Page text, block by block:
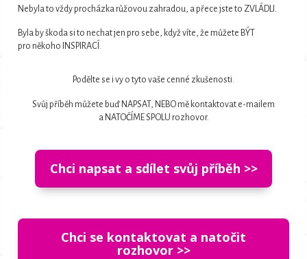
Nebyla to vždy procházka růžovou zahradou, a přece jste to ZVLÁDLI.
Byla by škoda si to nechat jen pro sebe, když víte, že můžete BÝT
pro někoho INSPIRACÍ.
Podělte se i vy o tyto vaše cenné zkušenosti.
Svůj příběh můžete buď NAPSAT, NEBO mě kontaktovat e-mailem
a NATOČÍME SPOLU rozhovor.
Chci napsat a sdílet svůj příběh >>
Chci se kontaktovat a natočit
rozhovor >>